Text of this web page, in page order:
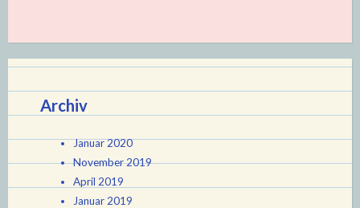
Archiv
Januar 2020
November 2019
April 2019
Januar 2019